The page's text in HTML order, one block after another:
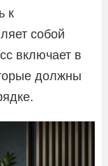
к
собой
включает в
должны